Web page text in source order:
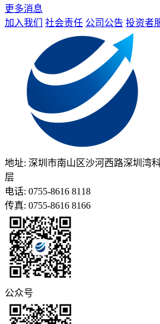
更多消息
加入我们
社会责任 公司公告 投资者
地址: 深圳市南山区沙河西路深圳湾
层
电话: 0755-8616 8118
传真: 0755-8616 8166
公众号